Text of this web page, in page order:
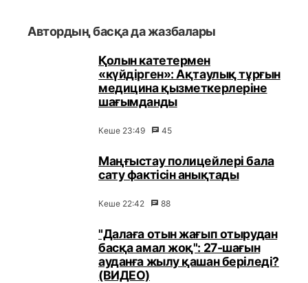
Автордың басқа да жазбалары
Қолын катетермен
«күйдірген»: Ақтаулық тұрғын
медицина қызметкерлеріне
шағымданды
Кеше 23:49 45
Маңғыстау полицейлері бала
сату фактісін анықтады
Кеше 22:42 88
"Далаға отын жағып отырудан
басқа амал жоқ": 27-шағын
ауданға жылу қашан беріледі?
(ВИДЕО)